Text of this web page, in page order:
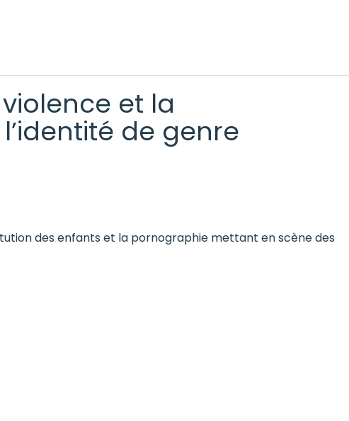
et la
de genre
des enfants et la pornographie mettant en scène des